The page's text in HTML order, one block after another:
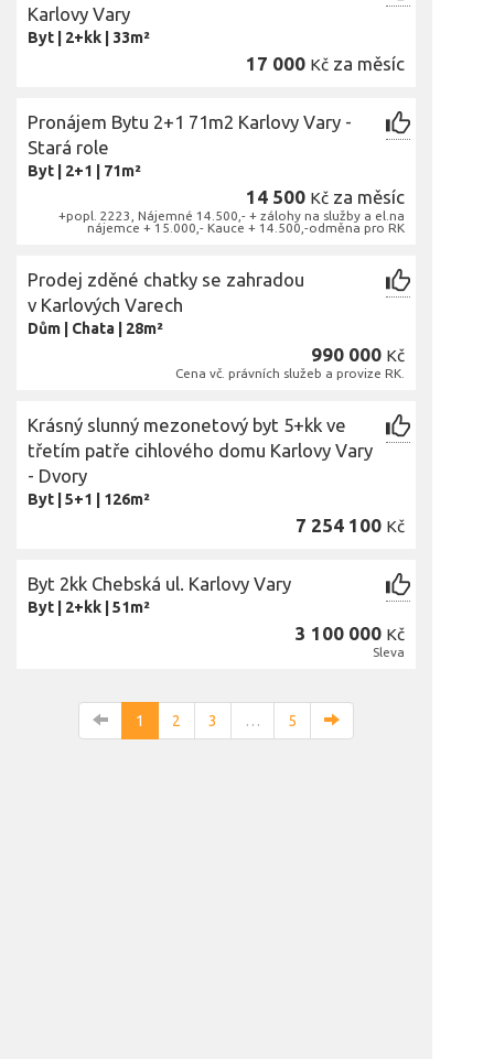
Karlovy Vary
Byt 2+kk 33m²
17 000 Kč za měsíc
Pronájem Bytu 2+1 71m2 Karlovy Vary -
Stará role
Byt 2+1 71m²
14 500 Kč za měsíc
+popl. 2223, Nájemné 14.500,- + zálohy na služby a el.na
nájemce + 15.000,- Kauce + 14.500,-odměna pro RK
Prodej zděné chatky se zahradou
v Karlových Varech
Dům Chata 28m²
990 000 Kč
Cena vč. právních služeb a provize RK.
Krásný slunný mezonetový byt 5+kk ve
třetím patře cihlového domu Karlovy Vary
- Dvory
Byt 5+1 126m²
7 254 100 Kč
Byt 2kk Chebská ul. Karlovy Vary
Byt 2+kk 51m²
3 100 000 Kč
Sleva
1 2 3 … 5